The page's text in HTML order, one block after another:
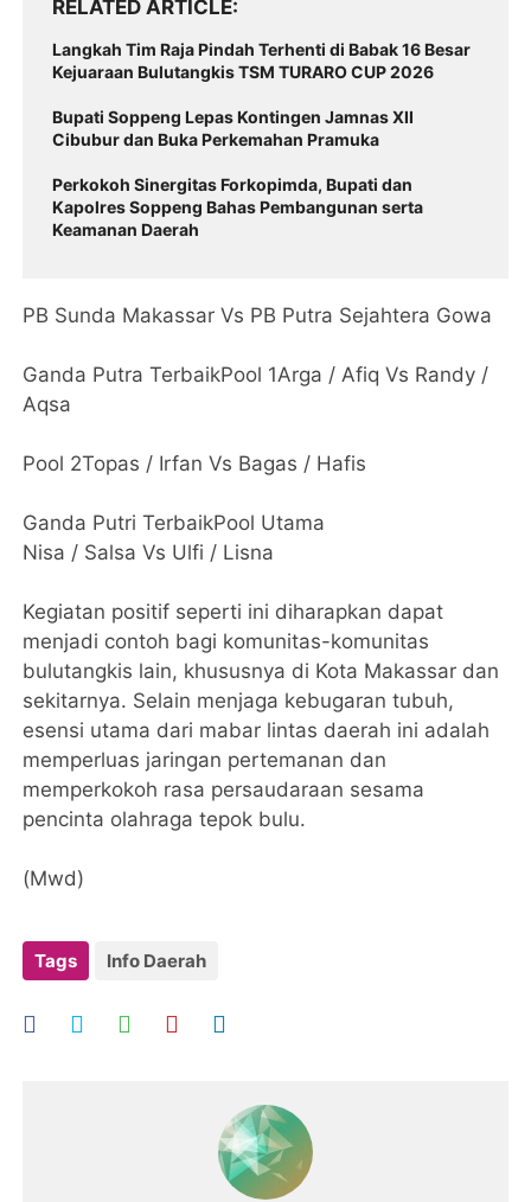
RELATED ARTICLE
Langkah Tim Raja Pindah Terhenti di Babak 16 Besar
Kejuaraan Bulutangkis TSM TURARO CUP 2026
Bupati Soppeng Lepas Kontingen Jamnas XII
Cibubur dan Buka Perkemahan Pramuka
Perkokoh Sinergitas Forkopimda, Bupati dan
Kapolres Soppeng Bahas Pembangunan serta
Keamanan Daerah
PB Sunda Makassar Vs PB Putra Sejahtera Gowa
Ganda Putra TerbaikPool 1Arga / Afiq Vs Randy /
Aqsa
Pool 2Topas / Irfan Vs Bagas / Hafis
Ganda Putri TerbaikPool Utama
Nisa / Salsa Vs Ulfi / Lisna
Kegiatan positif seperti ini diharapkan dapat
menjadi contoh bagi komunitas-komunitas
bulutangkis lain, khususnya di Kota Makassar dan
sekitarnya. Selain menjaga kebugaran tubuh,
esensi utama dari mabar lintas daerah ini adalah
memperluas jaringan pertemanan dan
memperkokoh rasa persaudaraan sesama
pencinta olahraga tepok bulu.
​(Mwd)
Tags Info Daerah